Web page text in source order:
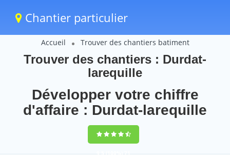
Chantier particulier
Accueil Trouver des chantiers batiment
Trouver des chantiers : Durdat-
larequille
Développer votre chiffre
d'affaire : Durdat-larequille
9,5(100%)71